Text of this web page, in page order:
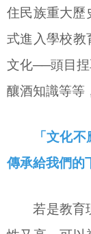
住民族重大歷
式進入學校教
文化──頭目捏
釀酒知識等等
「文化不應
傳承給我們的
若是教育現